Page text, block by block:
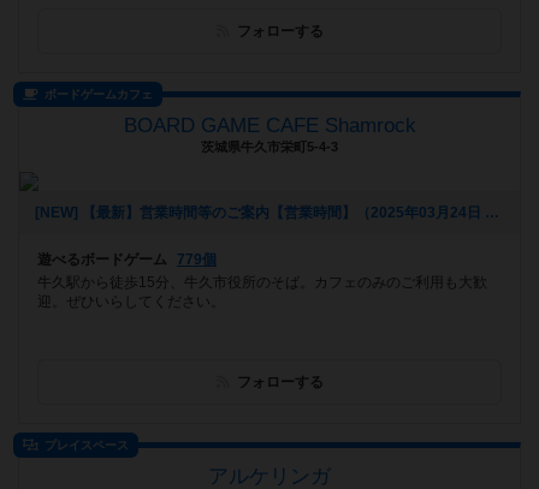
フォローする
ボードゲームカフェ
BOARD GAME CAFE Shamrock
茨城県牛久市栄町5-4-3
[NEW] 【最新】営業時間等のご案内【営業時間】（2025年03月24日 13時02分）
遊べるボードゲーム
779個
牛久駅から徒歩15分、牛久市役所のそば。カフェのみのご利用も大歓
迎。ぜひいらしてください。
フォローする
プレイスペース
アルケリンガ